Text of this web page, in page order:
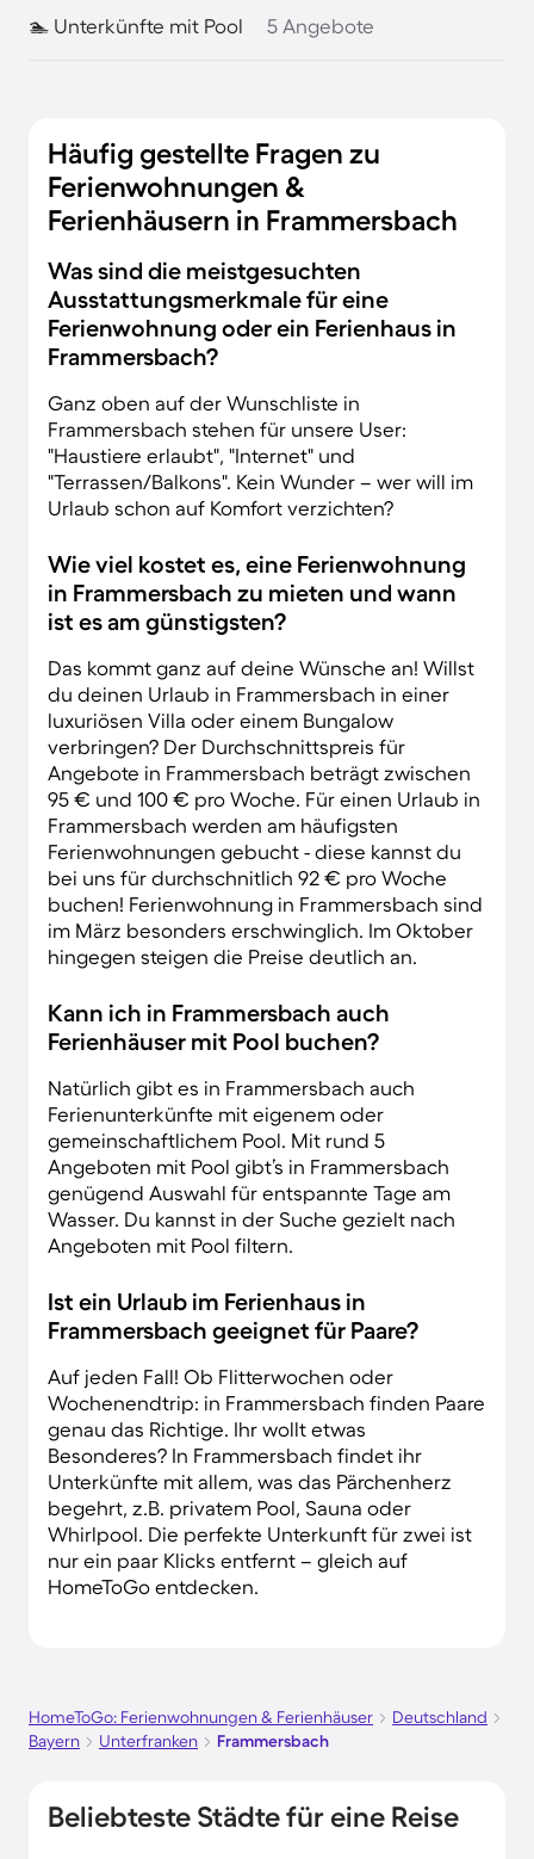
🏊 Unterkünfte mit Pool 5 Angebote
Häufig gestellte Fragen zu
Ferienwohnungen &
Ferienhäusern in Frammersbach
Was sind die meistgesuchten
Ausstattungsmerkmale für eine
Ferienwohnung oder ein Ferienhaus in
Frammersbach?
Ganz oben auf der Wunschliste in
Frammersbach stehen für unsere User:
"Haustiere erlaubt", "Internet" und
"Terrassen/Balkons". Kein Wunder – wer will im
Urlaub schon auf Komfort verzichten?
Wie viel kostet es, eine Ferienwohnung
in Frammersbach zu mieten und wann
ist es am günstigsten?
Das kommt ganz auf deine Wünsche an! Willst
du deinen Urlaub in Frammersbach in einer
luxuriösen Villa oder einem Bungalow
verbringen? Der Durchschnittspreis für
Angebote in Frammersbach beträgt zwischen
95 € und 100 € pro Woche. Für einen Urlaub in
Frammersbach werden am häufigsten
Ferienwohnungen gebucht - diese kannst du
bei uns für durchschnitlich 92 € pro Woche
buchen! Ferienwohnung in Frammersbach sind
im März besonders erschwinglich. Im Oktober
hingegen steigen die Preise deutlich an.
Kann ich in Frammersbach auch
Ferienhäuser mit Pool buchen?
Natürlich gibt es in Frammersbach auch
Ferienunterkünfte mit eigenem oder
gemeinschaftlichem Pool. Mit rund 5
Angeboten mit Pool gibt’s in Frammersbach
genügend Auswahl für entspannte Tage am
Wasser. Du kannst in der Suche gezielt nach
Angeboten mit Pool filtern.
Ist ein Urlaub im Ferienhaus in
Frammersbach geeignet für Paare?
Auf jeden Fall! Ob Flitterwochen oder
Wochenendtrip: in Frammersbach finden Paare
genau das Richtige. Ihr wollt etwas
Besonderes? In Frammersbach findet ihr
Unterkünfte mit allem, was das Pärchenherz
begehrt, z.B. privatem Pool, Sauna oder
Whirlpool. Die perfekte Unterkunft für zwei ist
nur ein paar Klicks entfernt – gleich auf
HomeToGo entdecken.
HomeToGo: Ferienwohnungen & Ferienhäuser
Deutschland
Bayern
Unterfranken Frammersbach
Beliebteste Städte für eine Reise